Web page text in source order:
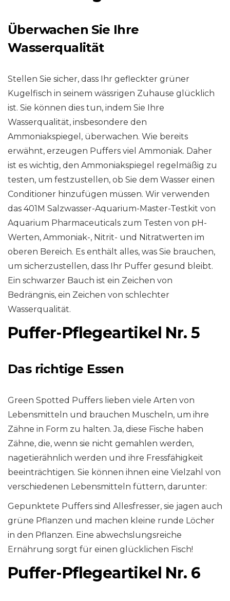
Überwachen Sie Ihre
Wasserqualität
Stellen Sie sicher, dass Ihr gefleckter grüner
Kugelfisch in seinem wässrigen Zuhause glücklich
ist. Sie können dies tun, indem Sie Ihre
Wasserqualität, insbesondere den
Ammoniakspiegel, überwachen. Wie bereits
erwähnt, erzeugen Puffers viel Ammoniak. Daher
ist es wichtig, den Ammoniakspiegel regelmäßig zu
testen, um festzustellen, ob Sie dem Wasser einen
Conditioner hinzufügen müssen. Wir verwenden
das 401M Salzwasser-Aquarium-Master-Testkit von
Aquarium Pharmaceuticals zum Testen von pH-
Werten, Ammoniak-, Nitrit- und Nitratwerten im
oberen Bereich. Es enthält alles, was Sie brauchen,
um sicherzustellen, dass Ihr Puffer gesund bleibt.
Ein schwarzer Bauch ist ein Zeichen von
Bedrängnis, ein Zeichen von schlechter
Wasserqualität.
Puffer-Pflegeartikel Nr. 5
Das richtige Essen
Green Spotted Puffers lieben viele Arten von
Lebensmitteln und brauchen Muscheln, um ihre
Zähne in Form zu halten. Ja, diese Fische haben
Zähne, die, wenn sie nicht gemahlen werden,
nagetierähnlich werden und ihre Fressfähigkeit
beeinträchtigen. Sie können ihnen eine Vielzahl von
verschiedenen Lebensmitteln füttern, darunter:
Gepunktete Puffers sind Allesfresser, sie jagen auch
grüne Pflanzen und machen kleine runde Löcher
in den Pflanzen. Eine abwechslungsreiche
Ernährung sorgt für einen glücklichen Fisch!
Puffer-Pflegeartikel Nr. 6